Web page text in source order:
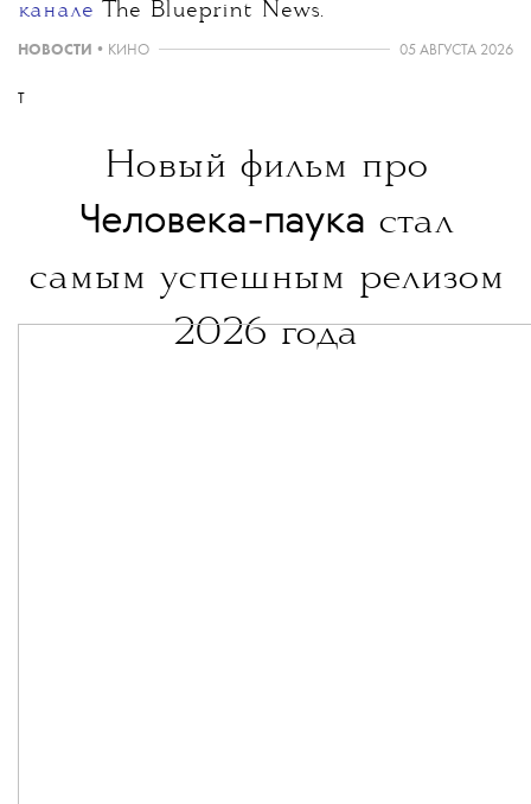
канале The Blueprint News.
НОВОСТИ • КИНО 05 АВГУСТА 2026
T
Новый фильм про
Человека-паука стал
самым успешным релизом
2026 года